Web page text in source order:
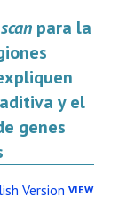
para la
y el
genes
VIEW